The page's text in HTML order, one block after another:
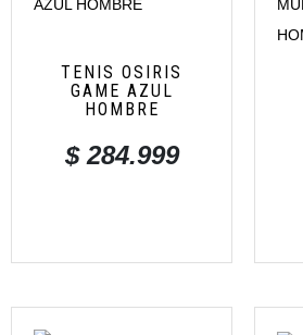
TENIS OSIRIS
GAME AZUL
HOMBRE
$284.999